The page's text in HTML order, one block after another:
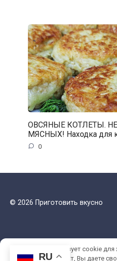
ОВСЯНЫЕ КОТЛЕТЫ.
МЯСНЫХ! Находка для
0
© 2026 Приготовить вкусно
RU
Этот сайт использует cookie
использовать сайт, Вы даете